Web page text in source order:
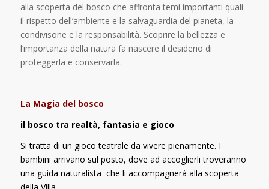
alla scoperta del bosco che affronta temi importanti quali
il rispetto dell’ambiente e la salvaguardia del pianeta, la
condivisone e la responsabilità. Scoprire la bellezza e
l’importanza della natura fa nascere il desiderio di
proteggerla e conservarla.
La Magia del bosco
il bosco tra realtà, fantasia e gioco
Si tratta di un gioco teatrale da vivere pienamente. I
bambini arrivano sul posto, dove ad accoglierli troveranno
una guida naturalista che li accompagnerà alla scoperta